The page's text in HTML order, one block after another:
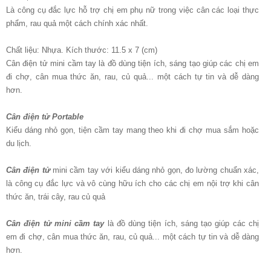
Là công cụ đắc lực hỗ trợ chị em phụ nữ trong việc cân các loại thực
phẩm, rau quả một cách chính xác nhất.
Chất liệu: Nhựa. Kích thước: 11.5 x 7 (cm)
Cân điện tử mini cầm tay là đồ dùng tiện ích, sáng tạo giúp các chị em
đi chợ, cân mua thức ăn, rau, củ quả... một cách tự tin và dễ dàng
hơn.
Cân điện tử Portable
Kiểu dáng nhỏ gọn, tiện cầm tay mang theo khi đi chợ mua sắm hoặc
du lịch.
Cân điện tửmini cầm tay với kiểu dáng nhỏ gọn, đo lường chuẩn xác,
là công cụ đắc lực và vô cùng hữu ích cho các chị em nội trợ khi cân
thức ăn, trái cây, rau củ quả
Cân điện tử mini cầm taylà đồ dùng tiện ích, sáng tạo giúp các chị
em đi chợ, cân mua thức ăn, rau, củ quả... một cách tự tin và dễ dàng
hơn.